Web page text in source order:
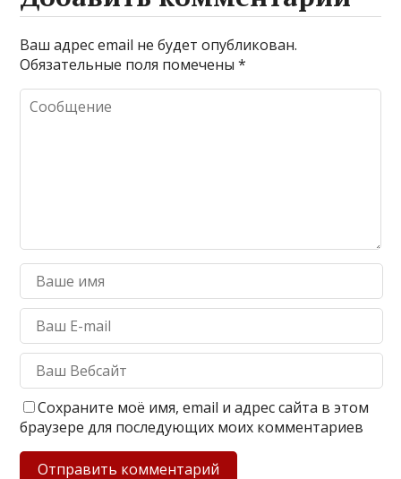
Ваш адрес email не будет опубликован.
Обязательные поля помечены*
Сохраните моё имя, email и адрес сайта в этом
браузере для последующих моих комментариев